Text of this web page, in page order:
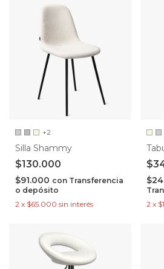
+2
Silla Shammy
$130.000
$91.000 con Transferencia
o depósito
2 x $65.000 sin interés
2 x